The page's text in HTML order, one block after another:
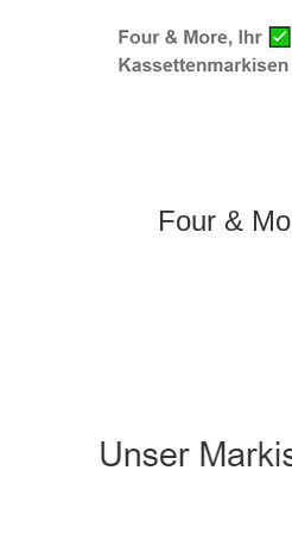
Four &